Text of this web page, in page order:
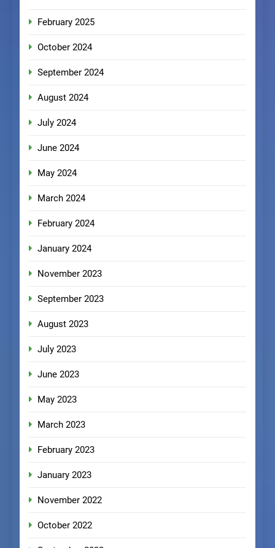
February 2025
October 2024
September 2024
August 2024
July 2024
June 2024
May 2024
March 2024
February 2024
January 2024
November 2023
September 2023
August 2023
July 2023
June 2023
May 2023
March 2023
February 2023
January 2023
November 2022
October 2022